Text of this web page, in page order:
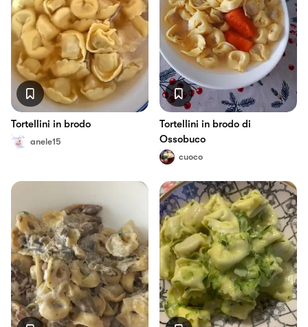
Tortellini in brodo
anele15
Tortellini in brodo di
Ossobuco
cuoco